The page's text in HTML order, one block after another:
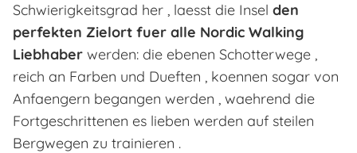
Schwierigkeitsgrad her , laesst die Insel den
perfekten Zielort fuer alle Nordic Walking
Liebhaber werden: die ebenen Schotterwege ,
reich an Farben und Dueften , koennen sogar von
Anfaengern begangen werden , waehrend die
Fortgeschrittenen es lieben werden auf steilen
Bergwegen zu trainieren .